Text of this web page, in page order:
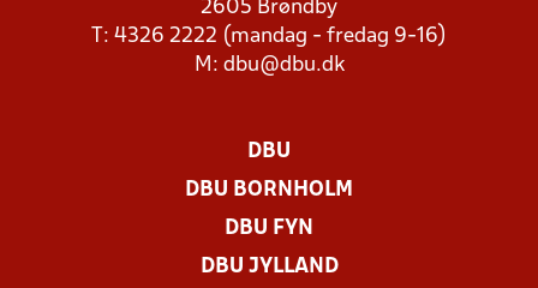
2605 Brøndby
T: 4326 2222 (mandag - fredag 9-16)
M: dbu@dbu.dk
DBU
DBU BORNHOLM
DBU FYN
DBU JYLLAND